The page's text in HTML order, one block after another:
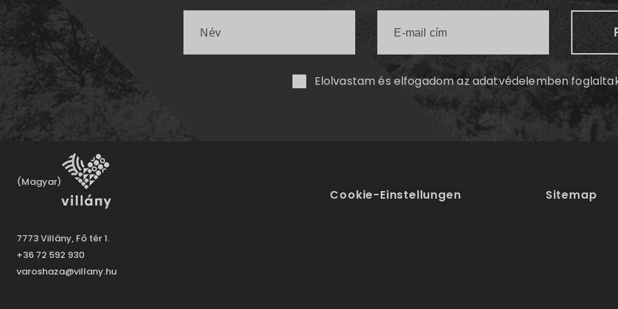
Elolvastam és elfogadom azadatvédelemben
(Magyar)
7773 Villány, Fő tér 1.
+36 72 592 930
varoshaza@villany.hu
Cookie-Einstellungen Sitemap